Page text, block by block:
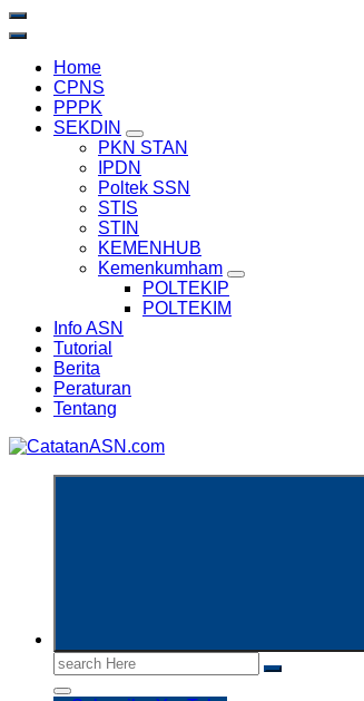
Home
CPNS
PPPK
SEKDIN
PKN STAN
IPDN
Poltek SSN
STIS
STIN
KEMENHUB
Kemenkumham
POLTEKIP
POLTEKIM
Info ASN
Tutorial
Berita
Peraturan
Tentang
Search
for: